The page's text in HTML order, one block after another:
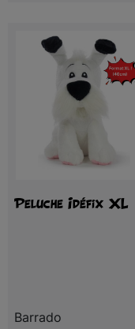
Peluche Idéfix XL
Barrado